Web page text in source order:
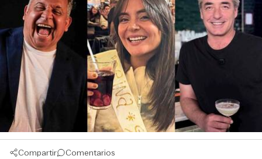
Compartir Comentarios